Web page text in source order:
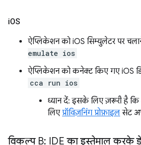
iOS
ऐप्लिकेशन को iOS सिम्युलेटर पर
emulate ios
ऐप्लिकेशन को कनेक्ट किए गए iOS
cca run ios
ध्यान दें: इसके लिए ज़रूरी है
लिएप्रॉविज़निंग प्रोफ़ाइलसेट
विकल्प B: IDE का इस्तेमाल करके